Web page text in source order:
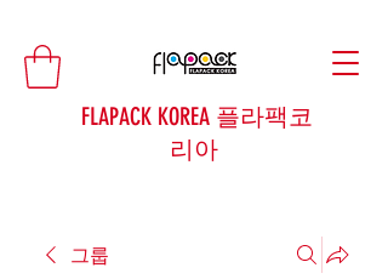
FLAPACK KOREA 플라팩코
리아
그룹